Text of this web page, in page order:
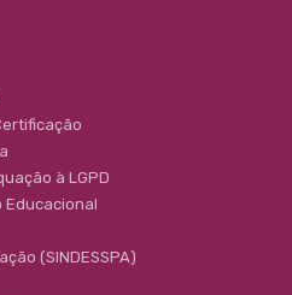
à LGPD
Educacional
(SINDESSPA)